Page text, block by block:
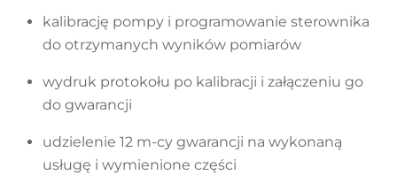
kalibrację pompy i programowanie sterownika
do otrzymanych wyników pomiarów
wydruk protokołu po kalibracji i załączeniu go
do gwarancji
udzielenie 12 m-cy gwarancji na wykonaną
usługę i wymienione części